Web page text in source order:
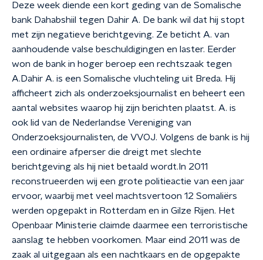
Deze week diende een kort geding van de Somalische
bank Dahabshiil tegen Dahir A. De bank wil dat hij stopt
met zijn negatieve berichtgeving. Ze beticht A. van
aanhoudende valse beschuldigingen en laster. Eerder
won de bank in hoger beroep een rechtszaak tegen
A.Dahir A. is een Somalische vluchteling uit Breda. Hij
afficheert zich als onderzoeksjournalist en beheert een
aantal websites waarop hij zijn berichten plaatst. A. is
ook lid van de Nederlandse Vereniging van
Onderzoeksjournalisten, de VVOJ. Volgens de bank is hij
een ordinaire afperser die dreigt met slechte
berichtgeving als hij niet betaald wordt.In 2011
reconstrueerden wij een grote politieactie van een jaar
ervoor, waarbij met veel machtsvertoon 12 Somaliërs
werden opgepakt in Rotterdam en in Gilze Rijen. Het
Openbaar Ministerie claimde daarmee een terroristische
aanslag te hebben voorkomen. Maar eind 2011 was de
zaak al uitgegaan als een nachtkaars en de opgepakte